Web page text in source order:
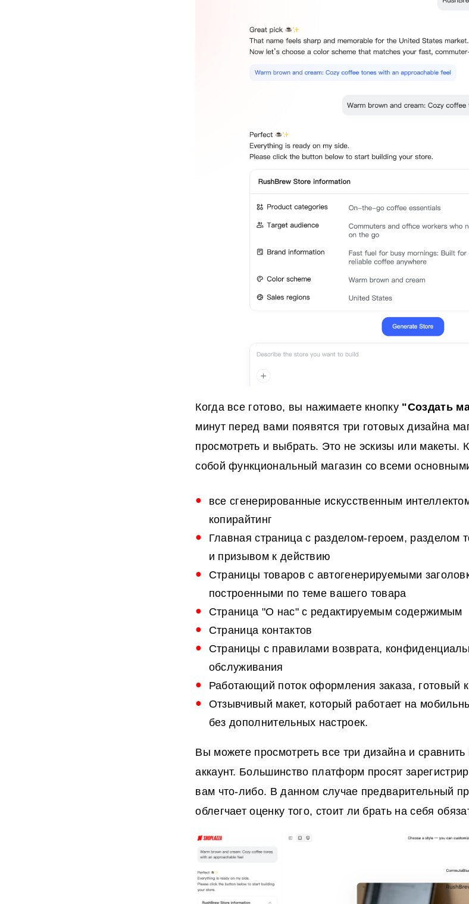
Когда все готово, вы нажимаете кнопку "Создать
минут перед вами появятся три готовых дизайна
просмотреть и выбрать. Это не эскизы или макеты.
собой функциональный магазин со всеми
все сгенерированные искусственным
копирайтинг
Главная страница с разделом-героем, разделом
и призывом к действию
Страницы товаров с автогенерируемыми
построенными по теме вашего товара
Страница "О нас" с редактируемым содержимым
Страница контактов
Страницы с правилами возврата,
обслуживания
Работающий поток оформления заказа, готовый
Отзывчивый макет, который работает на
без дополнительных настроек.
Вы можете просмотреть все три дизайна и
аккаунт. Большинство платформ просят
вам что-либо. В данном случае предварительный
облегчает оценку того, стоит ли брать на себя